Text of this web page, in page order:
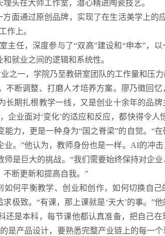
头在大师工作室，潜心精进陶瓷技艺。
面通过原创品牌，实现了在生活美学上的
作上。
主任，深度参与了“双高”建设和“申本”，
就业之间的逻辑和系统性。
之一，学院乃至教研室团队的工作量和压
不断调整、打磨人才培养方案。廖乃徵回
长期扎根教学一线，又是创业十余年的品
企业面对‘变化’的适应和反应，都快得令人
力，更是一种身为“国之脊梁”的自觉。“
。”他认为，教师身份也是一样。AI的冲
是巨大的挑战。“我们需要始终保持对企
断更新和提高自我。”
何平衡教学、创业和创作，如何切换自己
极致。“有课，那上课就是‘天大’的事。”
还是本科，每节课他都认真准备，把自己
是产品设计，要熟悉完整产业链上的每一个